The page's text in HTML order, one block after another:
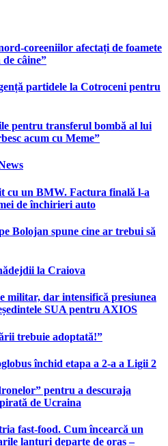
coreeniilor afectați de foamete
de câine”
partidele la Cotroceni pentru
pentru transferul bombă al lui
acum cu Meme”
cu un BMW. Factura finală l-a
de închirieri auto
Bolojan spune cine ar trebui să
la Craiova
militar, dar intensifică presiunea
SUA pentru AXIOS
trebuie adoptată!”
închid etapa a 2-a a Ligii 2
pentru a descuraja
de Ucraina
fast-food. Cum încearcă un
lanțuri departe de oraș –